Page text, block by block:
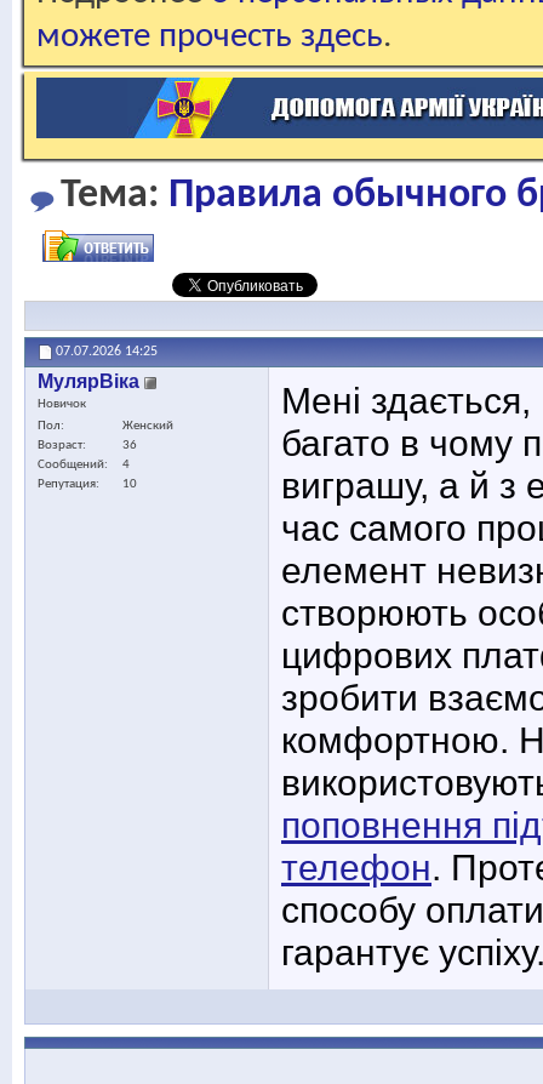
можете прочесть здесь.
Тема: Правила обычного
07.07.2026 14:25
МулярВіка
Новичок
Пол
Женский
Возраст
36
Сообщений
4
Репутация
10
Мені
багато в чому
виграшу, а й з
час самого
елемент
створюють
цифрових
зробити
комфортною.
поповнення
телефон.
способу
гарантує